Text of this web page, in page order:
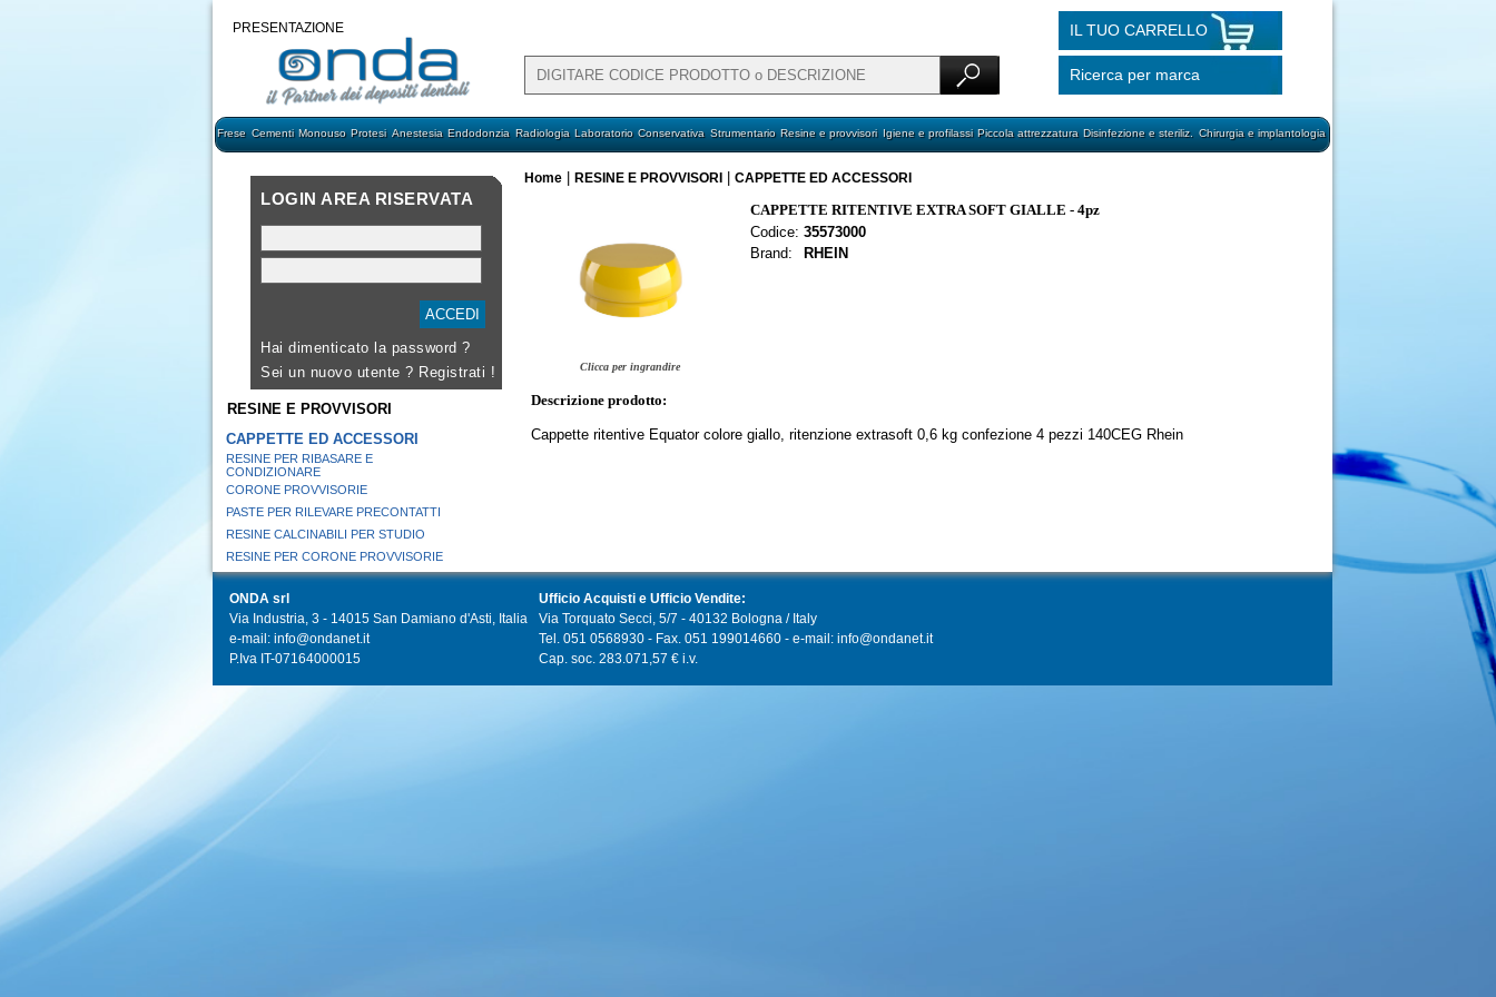
PRESENTAZIONE IL TUO CARRELLO
Ricerca per marca
Frese Cementi Monouso Protesi Anestesia Endodonzia Radiologia Laboratorio Conservativa Strumentario Resine e provvisori Igiene e profilassi Piccola attrezzatura Disinfezione e steriliz. Chirurgia e implantologia
LOGIN AREA RISERVATA
Hai dimenticato la password ?
Sei un nuovo utente ? Registrati !
RESINE E PROVVISORI
CAPPETTE ED ACCESSORI
RESINE PER RIBASARE E
CONDIZIONARE
CORONE PROVVISORIE
PASTE PER RILEVARE PRECONTATTI
RESINE CALCINABILI PER STUDIO
RESINE PER CORONE PROVVISORIE
Home RESINE E PROVVISORI CAPPETTE ED ACCESSORI
Clicca per ingrandire
CAPPETTE RITENTIVE EXTRA SOFT GIALLE - 4pz
Codice: 35573000
Brand:
RHEIN
Descrizione prodotto:
Cappette ritentive Equator colore giallo, ritenzione extrasoft 0,6 kg confezione 4 pezzi 140CEG Rhein
ONDA srl
Via Industria, 3 - 14015 San Damiano d'Asti, Italia
e-mail: info@ondanet.it
P.Iva IT-07164000015
Ufficio Acquisti e Ufficio Vendite:
Via Torquato Secci, 5/7 - 40132 Bologna / Italy
Tel. 051 0568930 - Fax. 051 199014660 - e-mail: info@ondanet.it
Cap. soc. 283.071,57 € i.v.